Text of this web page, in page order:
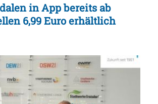
in App bereits ab
6,99 Euro erhältlich